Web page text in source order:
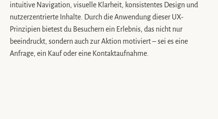
intuitive Navigation, visuelle Klarheit, konsistentes Design und
nutzerzentrierte Inhalte. Durch die Anwendung dieser UX-
Prinzipien bietest du Besuchern ein Erlebnis, das nicht nur
beeindruckt, sondern auch zur Aktion motiviert – sei es eine
Anfrage, ein Kauf oder eine Kontaktaufnahme.